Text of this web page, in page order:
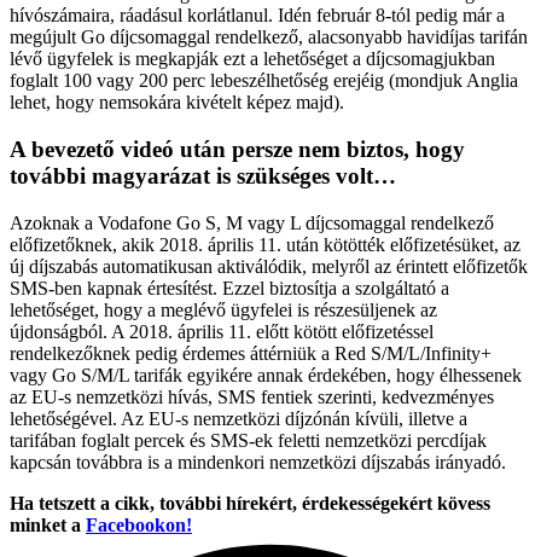
hívószámaira, ráadásul korlátlanul. Idén február 8-tól pedig már a
megújult Go díjcsomaggal rendelkező, alacsonyabb havidíjas tarifán
lévő ügyfelek is megkapják ezt a lehetőséget a díjcsomagjukban
foglalt 100 vagy 200 perc lebeszélhetőség erejéig (mondjuk Anglia
lehet, hogy nemsokára kivételt képez majd).
A bevezető videó után persze nem biztos, hogy
további magyarázat is szükséges volt…
Azoknak a Vodafone Go S, M vagy L díjcsomaggal rendelkező
előfizetőknek, akik 2018. április 11. után kötötték előfizetésüket, az
új díjszabás automatikusan aktiválódik, melyről az érintett előfizetők
SMS-ben kapnak értesítést. Ezzel biztosítja a szolgáltató a
lehetőséget, hogy a meglévő ügyfelei is részesüljenek az
újdonságból. A 2018. április 11. előtt kötött előfizetéssel
rendelkezőknek pedig érdemes áttérniük a Red S/M/L/Infinity+
vagy Go S/M/L tarifák egyikére annak érdekében, hogy élhessenek
az EU-s nemzetközi hívás, SMS fentiek szerinti, kedvezményes
lehetőségével. Az EU-s nemzetközi díjzónán kívüli, illetve a
tarifában foglalt percek és SMS-ek feletti nemzetközi percdíjak
kapcsán továbbra is a mindenkori nemzetközi díjszabás irányadó.
Ha tetszett a cikk, további hírekért, érdekességekért kövess
minket a Facebookon!